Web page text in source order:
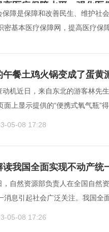
疗保障水平，强化医保基金监管，
诈骗保专项整治工作方
强宣传曝光和舆情监测、
保障是保障和改善民生、维护社
密基本医疗保障网，提高医疗保
午餐土鸡火锅变成了蛋黄
动机近日，来自东北的游客林先
上显示提供的“便携式氧气瓶”
05-08 17:28
读我国全面实现不动产统
，自然资源部负责人在全国自然
消息引起社会广泛关注。我国全
05-08 17:26